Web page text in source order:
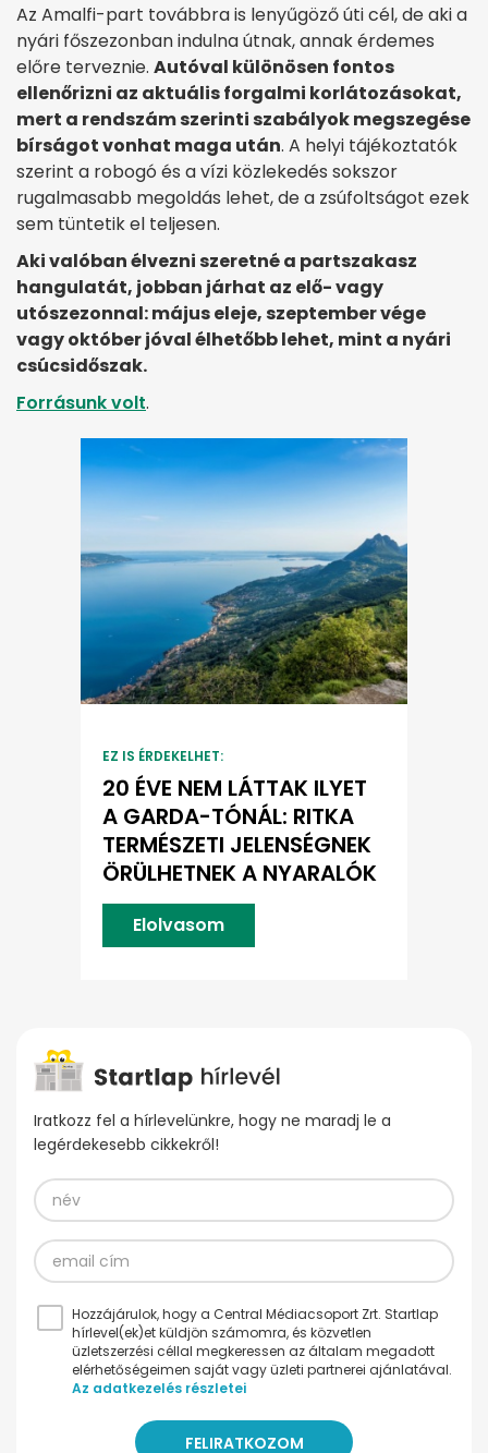
Az Amalfi-part továbbra is lenyűgöző úti cél, de aki a
nyári főszezonban indulna útnak, annak érdemes
előre terveznie. Autóval különösen fontos
ellenőrizni az aktuális forgalmi korlátozásokat,
mert a rendszám szerinti szabályok megszegése
bírságot vonhat maga után. A helyi tájékoztatók
szerint a robogó és a vízi közlekedés sokszor
rugalmasabb megoldás lehet, de a zsúfoltságot ezek
sem tüntetik el teljesen.
Aki valóban élvezni szeretné a partszakasz
hangulatát, jobban járhat az elő- vagy
utószezonnal: május eleje, szeptember vége
vagy október jóval élhetőbb lehet, mint a nyári
csúcsidőszak.
Forrásunk volt.
EZ IS ÉRDEKELHET:
20 ÉVE NEM LÁTTAK ILYET
A GARDA-TÓNÁL: RITKA
TERMÉSZETI JELENSÉGNEK
ÖRÜLHETNEK A NYARALÓK
Elolvasom
Iratkozz fel a hírlevelünkre, hogy ne maradj le a
legérdekesebb cikkekről!
Hozzájárulok, hogy a Central Médiacsoport Zrt. Startlap
hírlevel(ek)et küldjön számomra, és közvetlen
üzletszerzési céllal megkeressen az általam megadott
elérhetőségeimen saját vagy üzleti partnerei ajánlatával.
Az adatkezelés részletei